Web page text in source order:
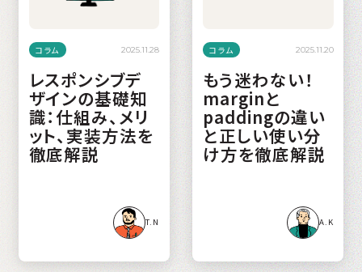
コラム 2025.11.28
レスポンシブデ
ザインの基礎知
識：仕組み、メリ
ット、実装方法を
徹底解説
T.N
コラム 2025.11.20
もう迷わない！
marginと
paddingの違い
と正しい使い分
け方を徹底解説
A.K